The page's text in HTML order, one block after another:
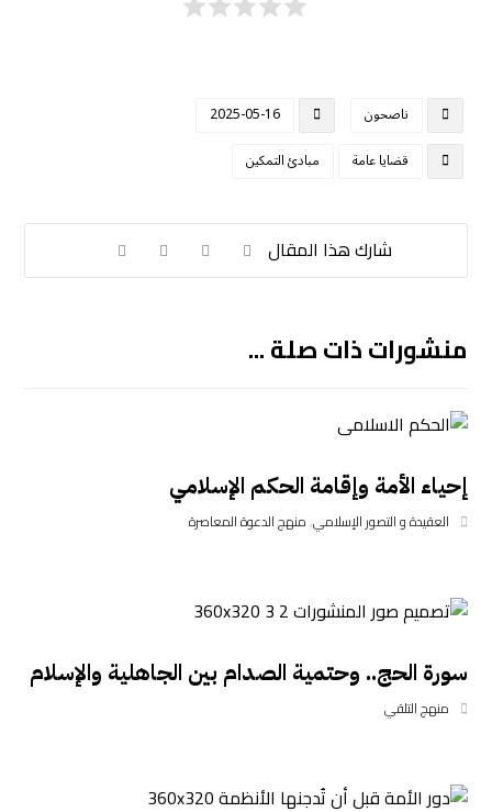
ناصحون
2025-05-16
قضايا عامة
مبادئ التمكين
منشورات ذات صلة ...
إحياء الأمة وإقامة الحكم الإسلامي
العقيدة و التصور الإسلامي,منهج الدعوة المعاصرة
سورة الحج.. وحتمية الصدام بين الجاهلية والإسلام
منهج التلقي